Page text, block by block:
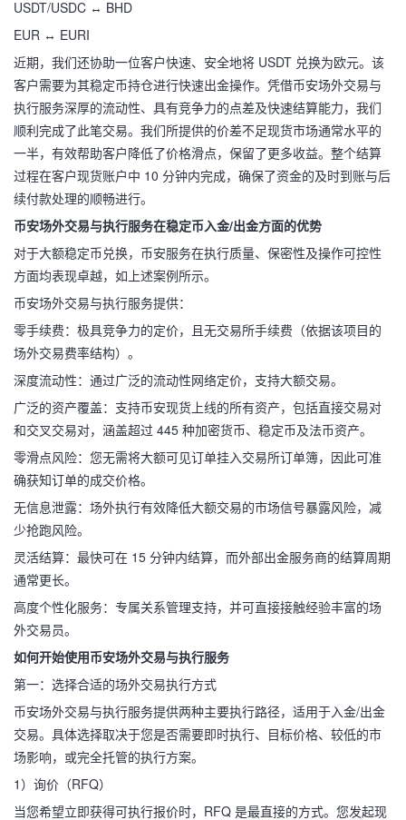
USDT/USDC ↔ BHD
EUR ↔ EURI
近期，我们还协助一位客户快速、安全地将 USDT 兑换为欧元。该
客户需要为其稳定币持仓进行快速出金操作。凭借币安场外交易与
执行服务深厚的流动性、具有竞争力的点差及快速结算能力，我们
顺利完成了此笔交易。我们所提供的价差不足现货市场通常水平的
一半，有效帮助客户降低了价格滑点，保留了更多收益。整个结算
过程在客户现货账户中 10 分钟内完成，确保了资金的及时到账与后
续付款处理的顺畅进行。
币安场外交易与执行服务在稳定币入金/出金方面的优势
对于大额稳定币兑换，币安服务在执行质量、保密性及操作可控性
方面均表现卓越，如上述案例所示。
币安场外交易与执行服务提供：
零手续费：极具竞争力的定价，且无交易所手续费（依据该项目的
场外交易费率结构）。
深度流动性：通过广泛的流动性网络定价，支持大额交易。
广泛的资产覆盖：支持币安现货上线的所有资产，包括直接交易对
和交叉交易对，涵盖超过 445 种加密货币、稳定币及法币资产。
零滑点风险：您无需将大额可见订单挂入交易所订单簿，因此可准
确获知订单的成交价格。
无信息泄露：场外执行有效降低大额交易的市场信号暴露风险，减
少抢跑风险。
灵活结算：最快可在 15 分钟内结算，而外部出金服务商的结算周期
通常更长。
高度个性化服务：专属关系管理支持，并可直接接触经验丰富的场
外交易员。
如何开始使用币安场外交易与执行服务
第一：选择合适的场外交易执行方式
币安场外交易与执行服务提供两种主要执行路径，适用于入金/出金
交易。具体选择取决于您是否需要即时执行、目标价格、较低的市
场影响，或完全托管的执行方案。
1）询价（RFQ）
当您希望立即获得可执行报价时，RFQ 是最直接的方式。您发起现